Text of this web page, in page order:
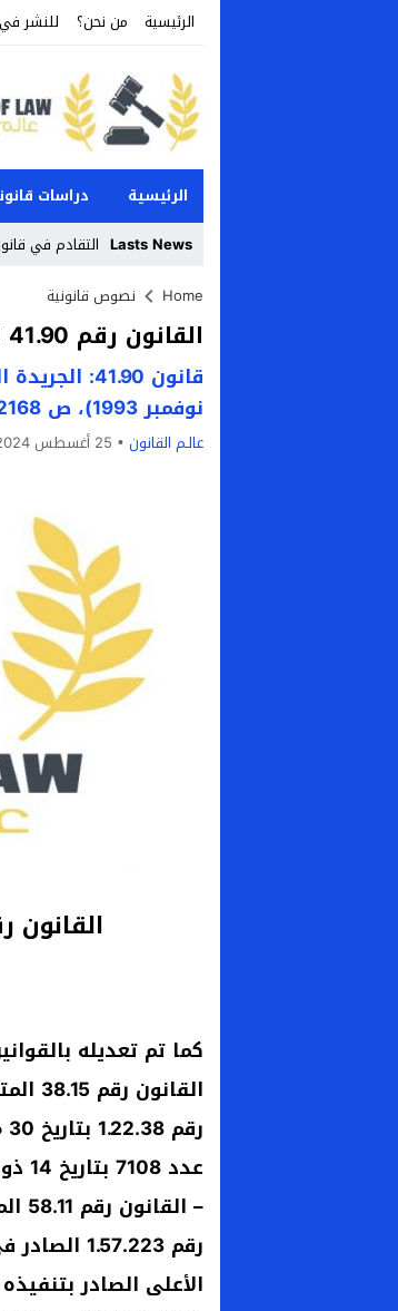
الرئيسية من نحن؟ للنشر
الرئيسية دراسات
Lasts News التقادم في
Stop
Previous
Next
Home نصوص قانونية
القانون رقم 41.90 المحدث بموجبه محاكم إدارية
نوفمبر 1993)، ص 2168.
عالـم القانون 25 أغسطس 2024
القانون رقم 41.90 المحدث
كما تم تعديله
عدد 7108 بتاريخ 14 ذو الحجة 1443 (14) يوليو 2022)، ص 4568.
–